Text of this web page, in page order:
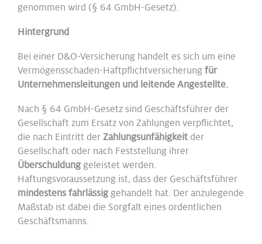
genommen wird (§ 64 GmbH-Gesetz).
Hintergrund
Bei einer D&O-Versicherung handelt es sich um eine
Vermögensschaden-Haftpflichtversicherung für
Unternehmensleitungen und leitende Angestellte.
Nach § 64 GmbH-Gesetz sind Geschäftsführer der
Gesellschaft zum Ersatz von Zahlungen verpflichtet,
die nach Eintritt der Zahlungsunfähigkeit der
Gesellschaft oder nach Feststellung ihrer
Überschuldung geleistet werden.
Haftungsvoraussetzung ist, dass der Geschäftsführer
mindestens fahrlässig gehandelt hat. Der anzulegende
Maßstab ist dabei die Sorgfalt eines ordentlichen
Geschäftsmanns.